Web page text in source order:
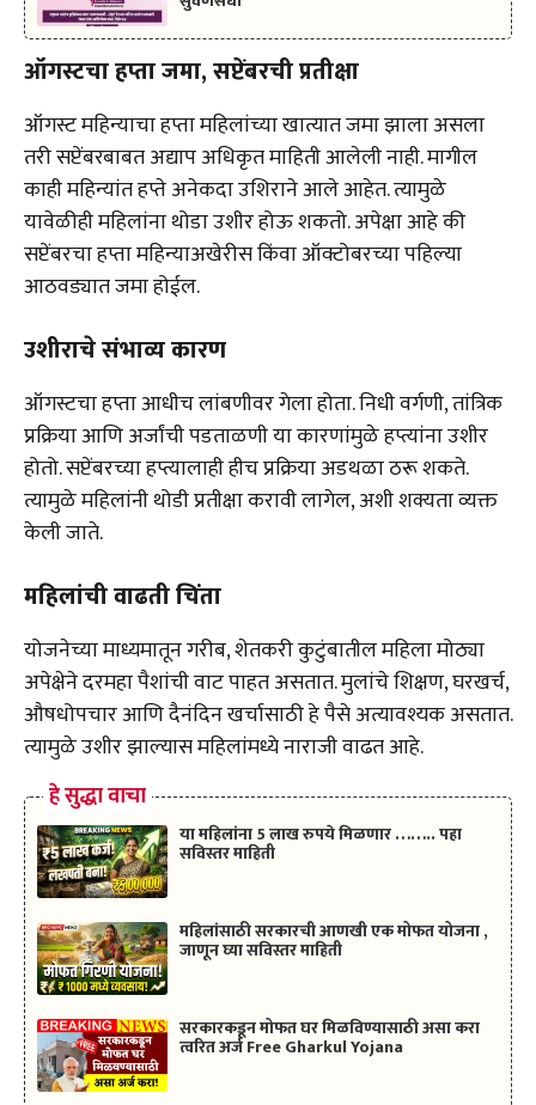
ऑगस्टचा हप्ता जमा, सप्टेंबरची प्रतीक्षा
ऑगस्ट महिन्याचा हप्ता महिलांच्या खात्यात जमा झाला असला
तरी सप्टेंबरबाबत अद्याप अधिकृत माहिती आलेली नाही. मागील
काही महिन्यांत हप्ते अनेकदा उशिराने आले आहेत. त्यामुळे
यावेळीही महिलांना थोडा उशीर होऊ शकतो. अपेक्षा आहे की
सप्टेंबरचा हप्ता महिन्याअखेरीस किंवा ऑक्टोबरच्या पहिल्या
आठवड्यात जमा होईल.
उशीराचे संभाव्य कारण
ऑगस्टचा हप्ता आधीच लांबणीवर गेला होता. निधी वर्गणी, तांत्रिक
प्रक्रिया आणि अर्जांची पडताळणी या कारणांमुळे हप्त्यांना उशीर
होतो. सप्टेंबरच्या हप्त्यालाही हीच प्रक्रिया अडथळा ठरू शकते.
त्यामुळे महिलांनी थोडी प्रतीक्षा करावी लागेल, अशी शक्यता व्यक्त
केली जाते.
महिलांची वाढती चिंता
योजनेच्या माध्यमातून गरीब, शेतकरी कुटुंबातील महिला मोठ्या
अपेक्षेने दरमहा पैशांची वाट पाहत असतात. मुलांचे शिक्षण, घरखर्च,
औषधोपचार आणि दैनंदिन खर्चासाठी हे पैसे अत्यावश्यक असतात.
त्यामुळे उशीर झाल्यास महिलांमध्ये नाराजी वाढत आहे.
हे सुद्धा वाचा
या महिलांना 5 लाख रुपये मिळणार …….. पहा
सविस्तर माहिती
महिलांसाठी सरकारची आणखी एक मोफत योजना ,
जाणून घ्या सविस्तर माहिती
सरकारकडून मोफत घर मिळविण्यासाठी असा करा
त्वरित अर्ज Free Gharkul Yojana